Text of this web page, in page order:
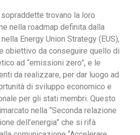
trovano la loro
nella roadmap definita dalla
Energy Union Strategy (EUS),
obiettivo da conseguire quello di
ad “emissioni zero”, e le
da realizzare, per dar luogo ad
di sviluppo economico e
per gli stati membri. Questo
nella “Seconda relazione
dell’energia” che si rifà